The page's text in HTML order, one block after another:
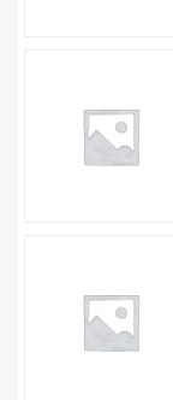
Kích thước
Cân nặng